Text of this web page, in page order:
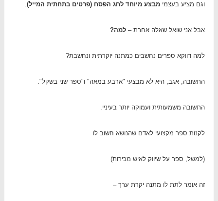
וגם מציע בעצמימבצע מיוחד לחג הפסח (פרטים בתחתית המייל).
אבל אני שואל שאלה אחרת –למה?
למה דווקא ספרים נחשבים כמתנה יוקרתית ונחשבת?
התשובה, אגב, היא לא מבצעי "ארבע במאה" ו"ספר שני בשקל".
התשובה משמעותית ועמוקה יותר בעיניי.
לקנות ספר מקצועי לאדם שהנושא חשוב לו
(למשל, ספר על שיווק לאיש מכירות)
זה אומר לתת לו מתנה יקרת ערך –